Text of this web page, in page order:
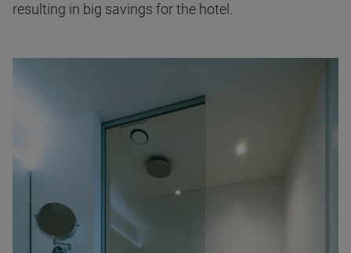
resulting in big savings for the hotel.